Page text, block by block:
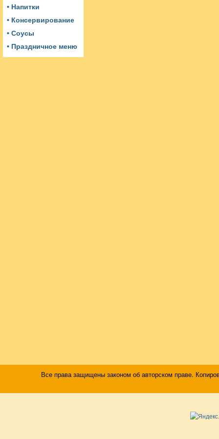
• Напитки
• Консервирование
• Соусы
• Праздничное меню
Все права защищены законом об авторском праве.